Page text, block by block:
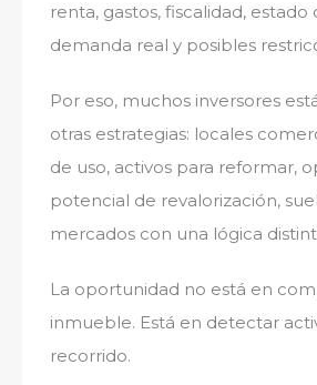
renta, gastos, fiscalidad,
demanda real y posibles
Por eso, muchos inversores
otras estrategias: locales
de uso, activos para reformar,
potencial de revalorización,
mercados con una lógica
La oportunidad no está en
inmueble. Está en detectar
recorrido.